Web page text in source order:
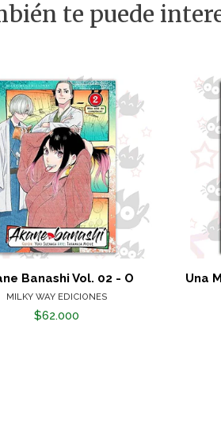
te puede
Banashi Vol. 02 - O
MILKY WAY EDICIONES
$62.000
Una